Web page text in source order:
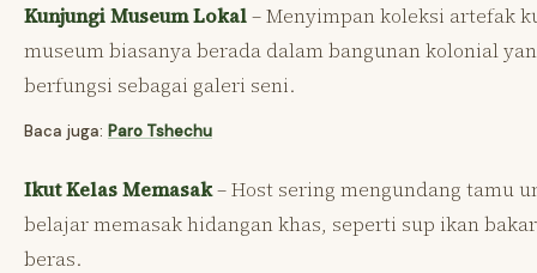
Kunjungi Museum Lokal– Menyimpan koleksi artefak
museum biasanya berada dalam bangunan kolonial
berfungsi sebagai galeri seni.
Baca juga: Paro Tshechu
Ikut Kelas Memasak– Host sering mengundang tamu
belajar memasak hidangan khas, seperti sup ikan
beras.